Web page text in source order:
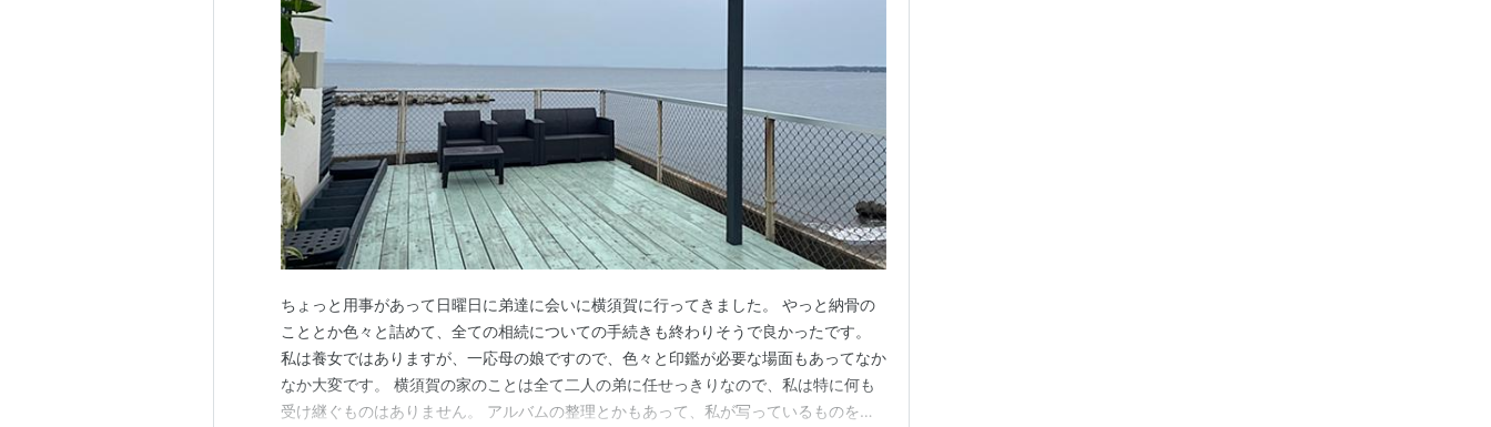
ちょっと用事があって日曜日に弟達に会いに横須賀に行ってきました。 やっと納骨の
こととか色々と詰めて、全ての相続についての手続きも終わりそうで良かったです。
私は養女ではありますが、一応母の娘ですので、色々と印鑑が必要な場面もあってなか
なか大変です。 横須賀の家のことは全て二人の弟に任せっきりなので、私は特に何も
受け継ぐものはありません。 アルバムの整理とかもあって、私が写っているものを少